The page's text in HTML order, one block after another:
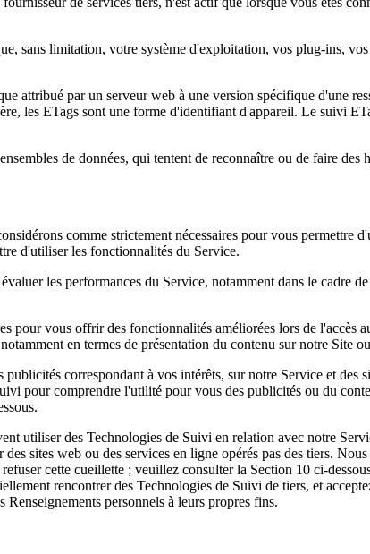
sans limitation, votre système d'exploitation, vos plug-ins, vos
attribué par un serveur web à une version spécifique d'une
les ETags sont une forme d'identifiant d'appareil. Le suivi
de données, qui tentent de reconnaître ou de faire des
comme strictement nécessaires pour vous permettre
d'utiliser les fonctionnalités du Service.
les performances du Service, notamment dans le cadre
pour vous offrir des fonctionnalités améliorées lors de l'accès
en termes de présentation du contenu sur notre Site
correspondant à vos intérêts, sur notre Service et des
pour comprendre l'utilité pour vous des publicités ou du
utiliser des Technologies de Suivi en relation avec notre
sites web ou des services en ligne opérés pas des tiers.
cette cueillette ; veuillez consulter la Section 10 ci-
rencontrer des Technologies de Suivi de tiers, et
personnels à leurs propres fins.